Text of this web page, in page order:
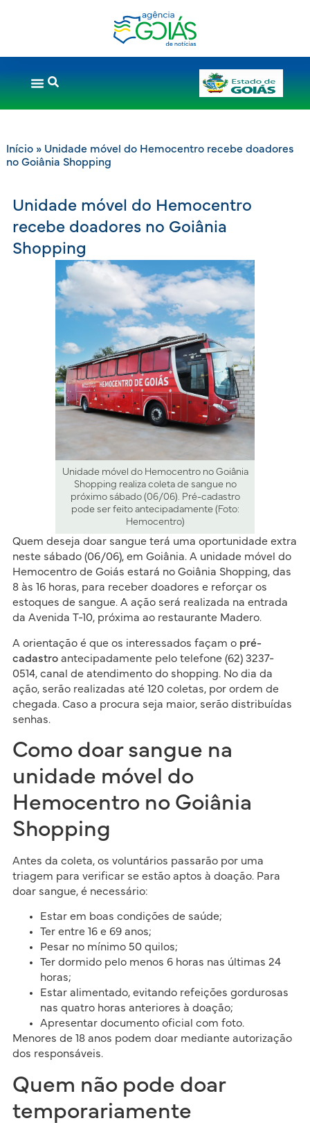
Início» Unidade móvel do Hemocentro recebe doadores
no Goiânia Shopping
Unidade móvel do Hemocentro
recebe doadores no Goiânia
Shopping
Unidade móvel do Hemocentro no Goiânia
Shopping realiza coleta de sangue no
próximo sábado (06/06). Pré-cadastro
pode ser feito antecipadamente (Foto:
Hemocentro)
Quem deseja doar sangue terá uma oportunidade extra
neste sábado (06/06), em Goiânia. A unidade móvel do
Hemocentro de Goiás estará no Goiânia Shopping, das
8 às 16 horas, para receber doadores e reforçar os
estoques de sangue. A ação será realizada na entrada
da Avenida T-10, próxima ao restaurante Madero.
A orientação é que os interessados façam o pré-
cadastro antecipadamente pelo telefone (62) 3237-
0514, canal de atendimento do shopping. No dia da
ação, serão realizadas até 120 coletas, por ordem de
chegada. Caso a procura seja maior, serão distribuídas
senhas.
Como doar sangue na
unidade móvel do
Hemocentro no Goiânia
Shopping
Antes da coleta, os voluntários passarão por uma
triagem para verificar se estão aptos à doação. Para
doar sangue, é necessário:
Estar em boas condições de saúde;
Ter entre 16 e 69 anos;
Pesar no mínimo 50 quilos;
Ter dormido pelo menos 6 horas nas últimas 24
horas;
Estar alimentado, evitando refeições gordurosas
nas quatro horas anteriores à doação;
Apresentar documento oficial com foto.
Menores de 18 anos podem doar mediante autorização
dos responsáveis.
Quem não pode doar
temporariamente